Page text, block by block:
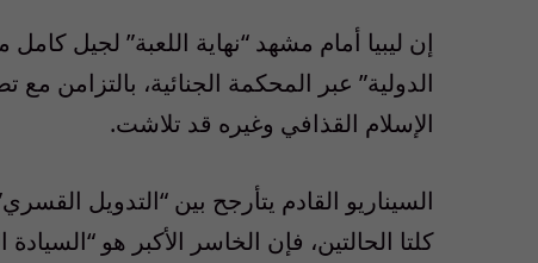
إن ليبيا أمام مشهد “نهاية اللعبة” لجيل كامل
الدولية” عبر المحكمة الجنائية، بالتزامن مع
الإسلام القذافي وغيره قد تلاشت.
السيناريو القادم يتأرجح بين “التدويل القسري
كلتا الحالتين، فإن الخاسر الأكبر هو “السيادة